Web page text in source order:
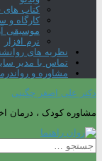
کتاب
کارگاه و
موسیقی
نرم افزار
نظریه های
تماس با مدیر
مشاوره و
دکتر علی اصغر چگینی
مشاوره کودک ، درمان
جستجو
برای: